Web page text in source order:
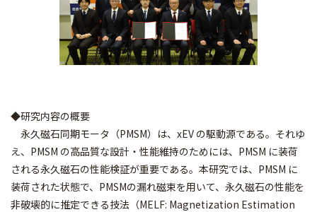
◆研究内容の概要
永久磁石同期モータ（PMSM）は、xEV の駆動源である。それゆ
え、PMSM の高品質な設計・性能維持のためには、PMSM に装荷
される永久磁石の性能検証が重要である。本研究では、PMSM に
装荷された状態で、PMSMの漏れ磁束を用いて、永久磁石の性能を
非破壊的に推定できる技法（MELF: Magnetization Estimation